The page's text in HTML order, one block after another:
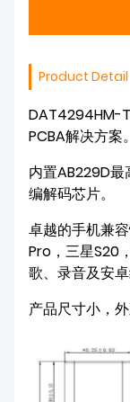
Product Detail
DAT4294HM-
PCBA解决方案。
内置AB229D
编解码芯片。
卓越的手机兼
Pro，三星S20
歌、录音及安卓
产品尺寸小，外